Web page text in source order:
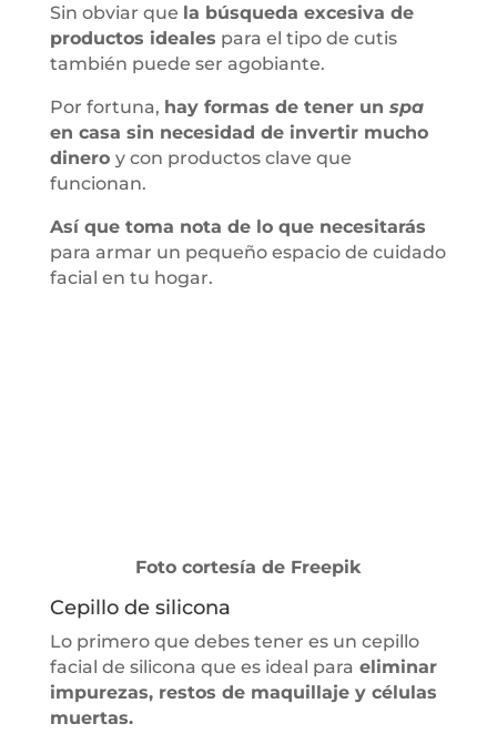
Sin obviar que la búsqueda excesiva de
productos ideales para el tipo de cutis
también puede ser agobiante.
Por fortuna, hay formas de tener un spa
en casa sin necesidad de invertir mucho
dinero y con productos clave que
funcionan.
Así que toma nota de lo que necesitarás
para armar un pequeño espacio de cuidado
facial en tu hogar.
Foto cortesía de Freepik
Cepillo de silicona
Lo primero que debes tener es un cepillo
facial de silicona que es ideal para eliminar
impurezas, restos de maquillaje y células
muertas.